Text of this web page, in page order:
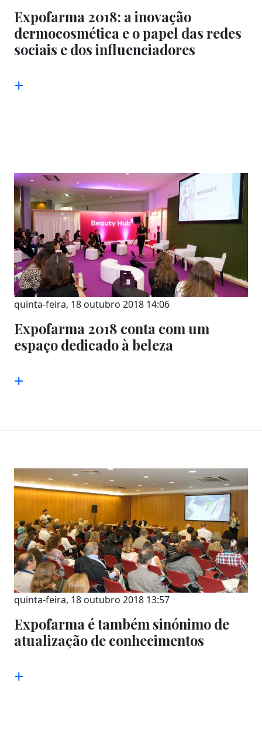
Expofarma 2018: a inovação
dermocosmética e o papel das redes
sociais e dos influenciadores
+
quinta-feira, 18 outubro 2018 14:06
Expofarma 2018 conta com um
espaço dedicado à beleza
+
quinta-feira, 18 outubro 2018 13:57
Expofarma é também sinónimo de
atualização de conhecimentos
+